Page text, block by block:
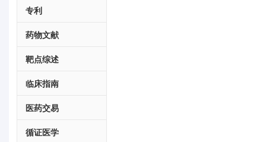
专利
药物文献
靶点综述
临床指南
医药交易
循证医学